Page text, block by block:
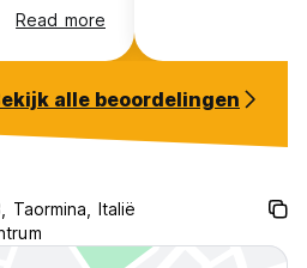
Read more
Taormina gaat!
alle beoordelingen
Taormina, Italië